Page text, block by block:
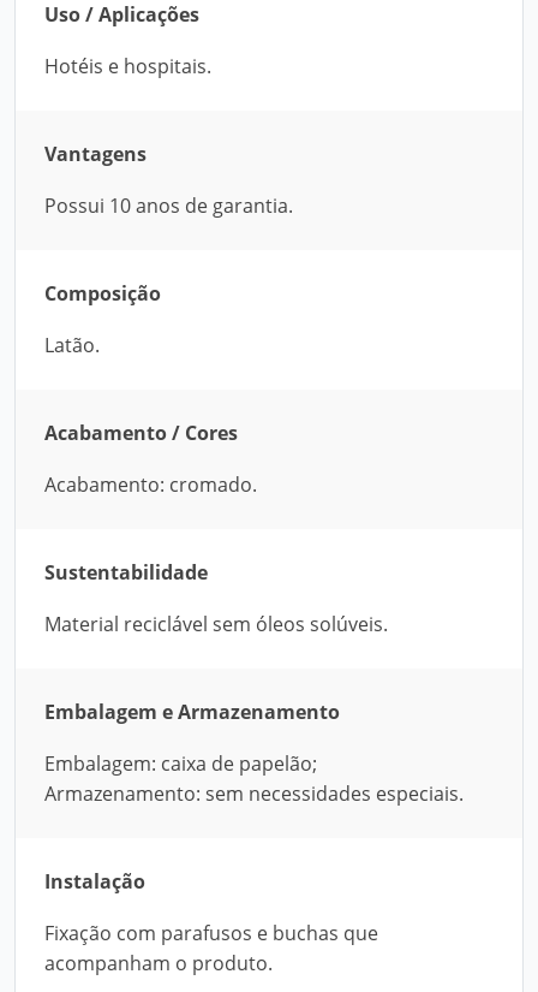
Uso / Aplicações
Hotéis e hospitais.
Vantagens
Possui 10 anos de garantia.
Composição
Latão.
Acabamento / Cores
Acabamento: cromado.
Sustentabilidade
Material reciclável sem óleos solúveis.
Embalagem e Armazenamento
Embalagem: caixa de papelão;
Armazenamento: sem necessidades especiais.
Instalação
Fixação com parafusos e buchas que
acompanham o produto.